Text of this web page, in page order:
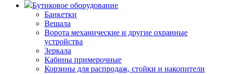
Бутиковое оборудование
Банкетки
Вешала
Ворота механические и другие охранные
устройства
Зеркала
Кабины примерочные
Корзины для распродаж, стойки и накопители